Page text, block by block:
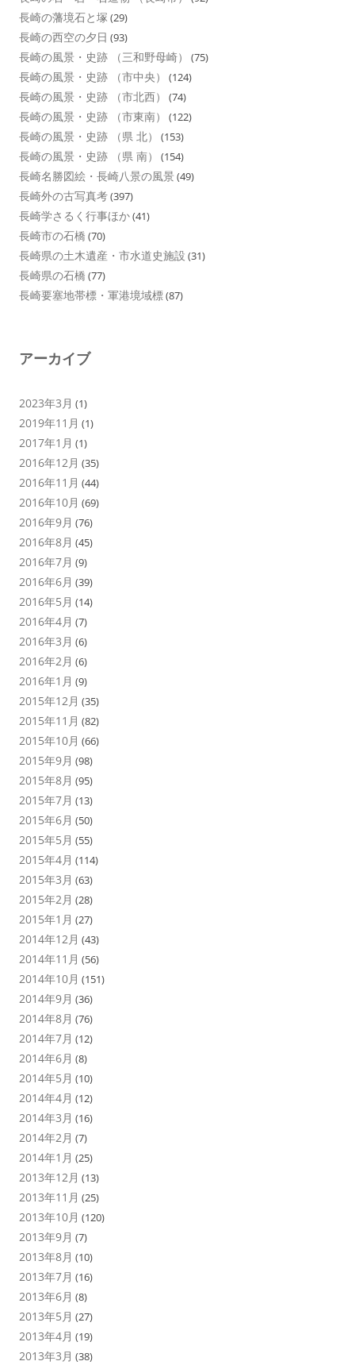
長崎の藩境石と塚 (29)
長崎の西空の夕日 (93)
長崎の風景・史跡 （三和野母崎） (75)
長崎の風景・史跡 （市中央） (124)
長崎の風景・史跡 （市北西） (74)
長崎の風景・史跡 （市東南） (122)
長崎の風景・史跡 （県 北） (153)
長崎の風景・史跡 （県 南） (154)
長崎名勝図絵・長崎八景の風景 (49)
長崎外の古写真考(397)
長崎学さるく行事ほか(41)
長崎市の石橋 (70)
長崎県の土木遺産・市水道史施設 (31)
長崎県の石橋 (77)
長崎要塞地帯標・軍港境域標(87)
アーカイブ
2023年3月 (1)
2019年11月 (1)
2017年1月 (1)
2016年12月 (35)
2016年11月 (44)
2016年10月 (69)
2016年9月 (76)
2016年8月 (45)
2016年7月 (9)
2016年6月 (39)
2016年5月 (14)
2016年4月 (7)
2016年3月 (6)
2016年2月 (6)
2016年1月 (9)
2015年12月 (35)
2015年11月 (82)
2015年10月 (66)
2015年9月 (98)
2015年8月 (95)
2015年7月 (13)
2015年6月 (50)
2015年5月 (55)
2015年4月 (114)
2015年3月 (63)
2015年2月 (28)
2015年1月 (27)
2014年12月 (43)
2014年11月 (56)
2014年10月 (151)
2014年9月 (36)
2014年8月 (76)
2014年7月 (12)
2014年6月 (8)
2014年5月 (10)
2014年4月 (12)
2014年3月 (16)
2014年2月 (7)
2014年1月 (25)
2013年12月 (13)
2013年11月 (25)
2013年10月 (120)
2013年9月 (7)
2013年8月 (10)
2013年7月 (16)
2013年6月 (8)
2013年5月 (27)
2013年4月 (19)
2013年3月 (38)